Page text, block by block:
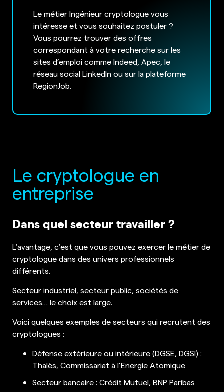
Le métier Ingénieur cryptologue vous
intéresse et vous souhaitez postuler ?
Vous pourrez trouver des offres
correspondant à votre recherche sur les
sites d’emploi comme Indeed, Apec, le
réseau social LinkedIn ou sur la plateforme
RegionJob.
Le cryptologue en
entreprise
Dans quel secteur travailler ?
L’avantage, c’est que vous pouvez exercer le métier de
cryptologue dans des univers professionnels
différents.
Secteur industriel, secteur public, sociétés de
services… le choix est large.
Voici quelques exemples de secteurs qui recrutent des
cryptologues :
Défense extérieure ou intérieure (DGSE, DGSI) :
Thalès, Commissariat à l’Energie Atomique
Secteur bancaire : Crédit Mutuel, BNP Paribas